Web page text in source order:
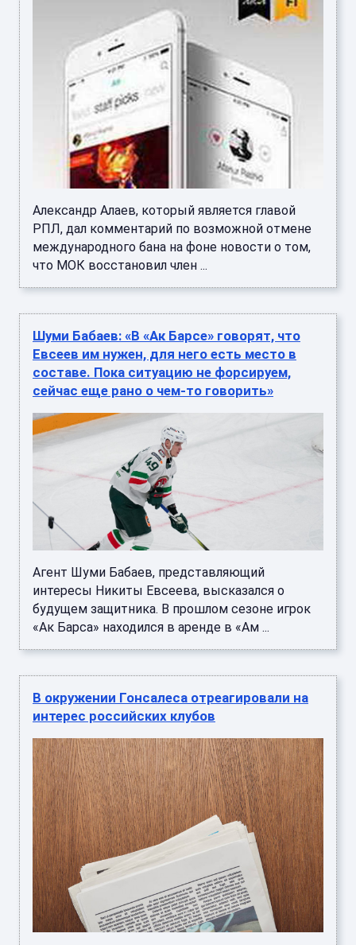
Александр Алаев, который является главой
РПЛ, дал комментарий по возможной отмене
международного бана на фоне новости о том,
что МОК восстановил член ...
Шуми Бабаев: «В «Ак Барсе» говорят, что
Евсеев им нужен, для него есть место в
составе. Пока ситуацию не форсируем,
сейчас еще рано о чем-то говорить»
Агент Шуми Бабаев, представляющий
интересы Никиты Евсеева, высказался о
будущем защитника. В прошлом сезоне игрок
«Ак Барса» находился в аренде в «Ам ...
В окружении Гонсалеса отреагировали на
интерес российских клубов